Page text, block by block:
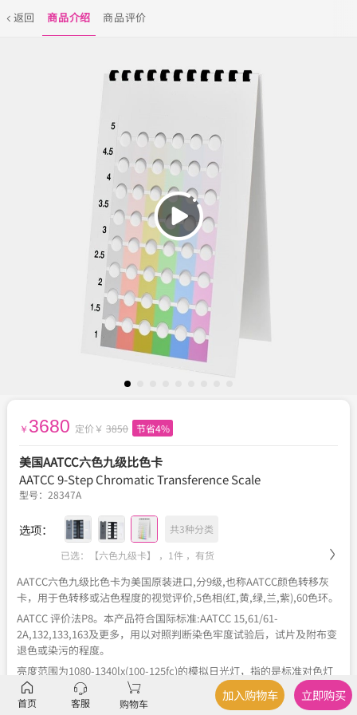
返回 商品介绍 商品评价
￥ 3680 定价￥ 3850 节省4%
美国AATCC六色九级比色卡
AATCC 9-Step Chromatic Transference Scale
型号： 28347A
选项：
共3种分类
已选：【六色九级卡】 ，1件 ， 有货
AATCC六色九级比色卡为美国原装进口,分9级,也称AATCC颜色转移灰
卡，用于色转移或沾色程度的视觉评价,5色相(红,黄,绿,兰,紫),60色环。
AATCC 评价法P8。本产品符合国际标准:AATCC 15,61/61-
2A,132,133,163及更多，用以对照判断染色牢度试验后，试片及附布变
退色或染污的程度。
亮度范围为1080-1340lx(100-125fc)的模拟日光灯，指的是标准对色灯
箱里的「D65 人工日光光源」，照度 100–125 fc ≈ 1080–1340 lx 正是
它的标准工作照度区间。
首页 客服 购物车
加入购物车 立即购买